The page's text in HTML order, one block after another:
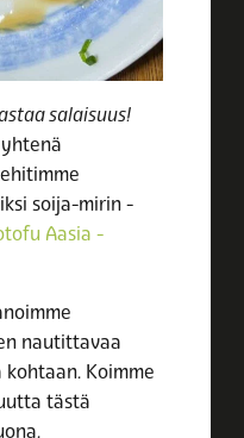
salaisuus!
soija-mirin -
Aasia -
nautittavaa
Koimme
tästä